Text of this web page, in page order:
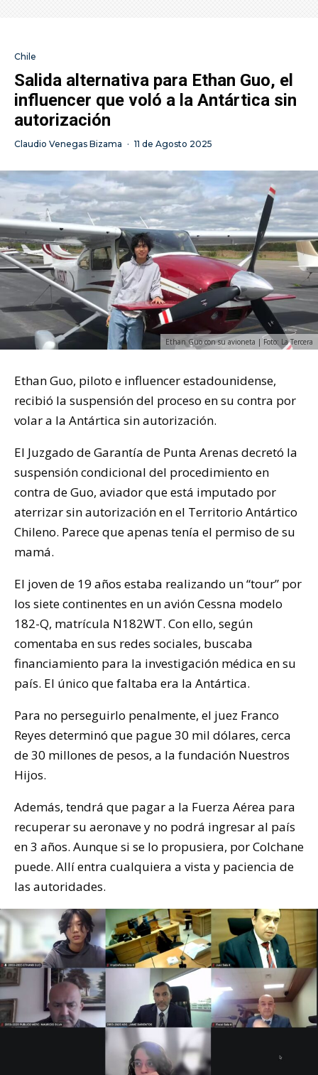
Chile
Salida alternativa para Ethan Guo, el
influencer que voló a la Antártica sin
autorización
Claudio Venegas Bizama · 11 de Agosto 2025
Ethan Guo con su avioneta | Foto: La Tercera
Ethan Guo, piloto e influencer estadounidense,
recibió la suspensión del proceso en su contra por
volar a la Antártica sin autorización.
El Juzgado de Garantía de Punta Arenas decretó la
suspensión condicional del procedimiento en
contra de Guo, aviador que está imputado por
aterrizar sin autorización en el Territorio Antártico
Chileno. Parece que apenas tenía el permiso de su
mamá.
El joven de 19 años estaba realizando un “tour” por
los siete continentes en un avión Cessna modelo
182-Q, matrícula N182WT. Con ello, según
comentaba en sus redes sociales, buscaba
financiamiento para la investigación médica en su
país. El único que faltaba era la Antártica.
Para no perseguirlo penalmente, el juez Franco
Reyes determinó que pague 30 mil dólares, cerca
de 30 millones de pesos, a la fundación Nuestros
Hijos.
Además, tendrá que pagar a la Fuerza Aérea para
recuperar su aeronave y no podrá ingresar al país
en 3 años. Aunque si se lo propusiera, por Colchane
puede. Allí entra cualquiera a vista y paciencia de
las autoridades.